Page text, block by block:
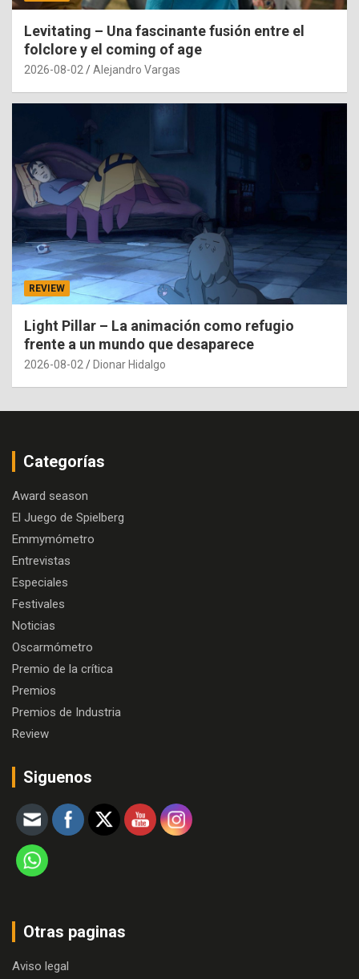
Levitating – Una fascinante fusión entre el
folclore y el coming of age
2026-08-02 Alejandro Vargas
REVIEW
Light Pillar – La animación como refugio
frente a un mundo que desaparece
2026-08-02 Dionar Hidalgo
Categorías
Award season
El Juego de Spielberg
Emmymómetro
Entrevistas
Especiales
Festivales
Noticias
Oscarmómetro
Premio de la crítica
Premios
Premios de Industria
Review
Siguenos
Otras paginas
Aviso legal